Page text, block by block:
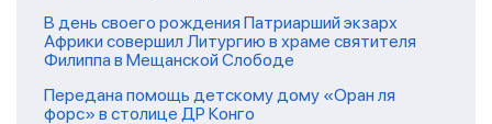
В день своего рождения Патриарший экзарх
Африки совершил Литургию в храме святителя
Филиппа в Мещанской Слободе
Передана помощь детскому дому «Оран ля
форс» в столице ДР Конго